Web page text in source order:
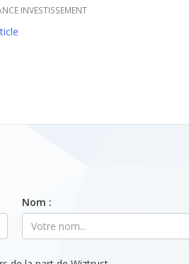
INVESTISSEMENT
Nom :